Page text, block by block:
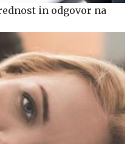
in odgovor na